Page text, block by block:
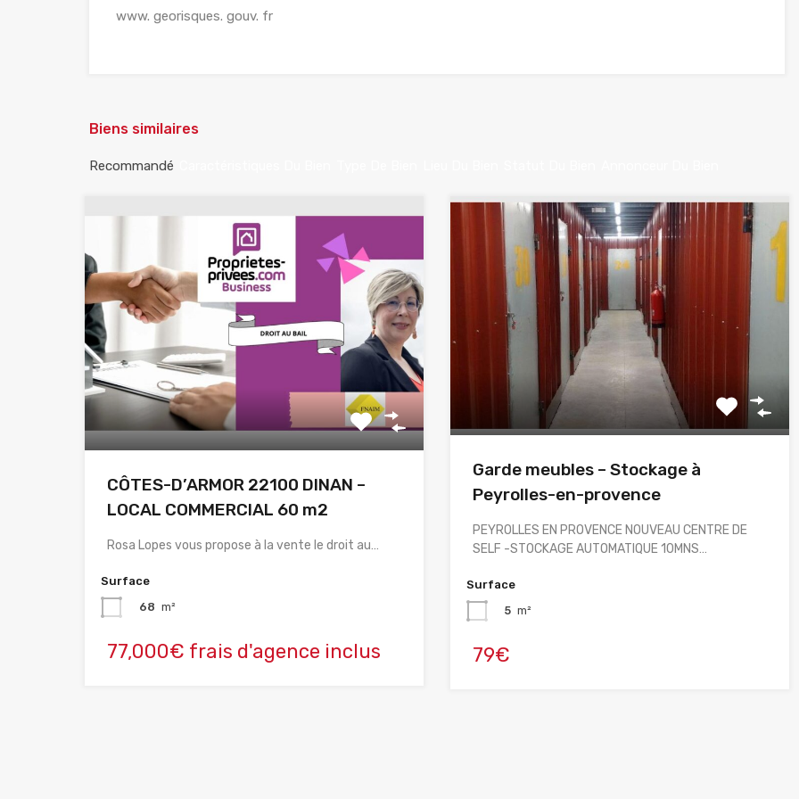
www. georisques. gouv. fr
Biens similaires
Recommandé
CÔTES-D’ARMOR 22100 DINAN –
LOCAL COMMERCIAL 60 m2
Rosa Lopes vous propose à la vente le droit au…
Surface
68 m²
77,000€ frais d'agence inclus
Garde meubles – Stockage à
Peyrolles-en-provence
PEYROLLES EN PROVENCE NOUVEAU CENTRE DE
SELF -STOCKAGE AUTOMATIQUE 10MNS…
Surface
5 m²
79€